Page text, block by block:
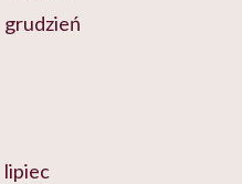
grudzień
lipiec